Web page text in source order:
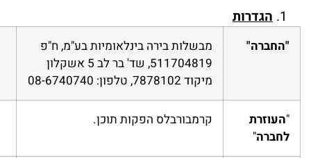
הגדרות
"החברה"
מבשלות בירה בינלאומיות בע"מ, ח"פ
511704819, שד' בר לב 5 אשקלון
מיקוד 7878102, טלפון: 08-6740740
"העוזרת
לחברה"
קרמבורבלס הפקות תוכן.